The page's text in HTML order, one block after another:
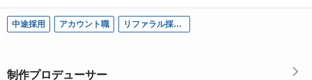
中途採用 アカウント職 リファラル採用可
制作プロデューサー